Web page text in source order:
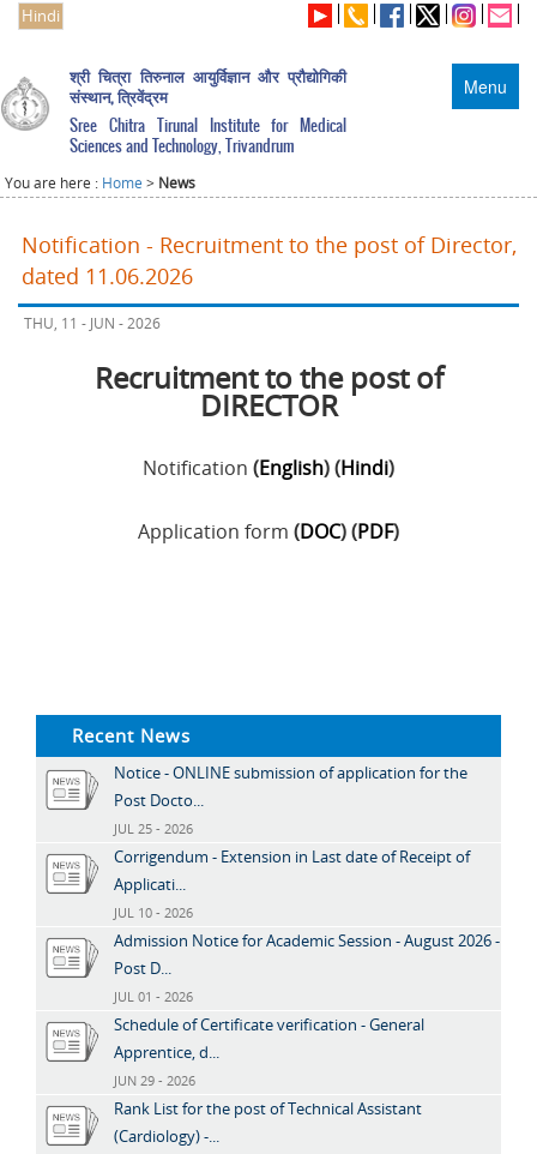
Hindi
Menu
श्री चित्रा तिरुनाल आयुर्विज्ञान और प्रौद्योगिकी
संस्थान, त्रिवेंद्रम
Sree Chitra Tirunal Institute for Medical
Sciences and Technology, Trivandrum
You are here : Home > News
Notification - Recruitment to the post of Director,
dated 11.06.2026
THU, 11 - JUN - 2026
Recruitment to the post of
DIRECTOR
Notification (English) (Hindi)
Application form (DOC) (PDF)
Recent News
Notice - ONLINE submission of application for the
Post Docto...
JUL 25 - 2026
Corrigendum - Extension in Last date of Receipt of
Applicati...
JUL 10 - 2026
Admission Notice for Academic Session - August 2026 -
Post D...
JUL 01 - 2026
Schedule of Certificate verification - General
Apprentice, d...
JUN 29 - 2026
Rank List for the post of Technical Assistant
(Cardiology) -...